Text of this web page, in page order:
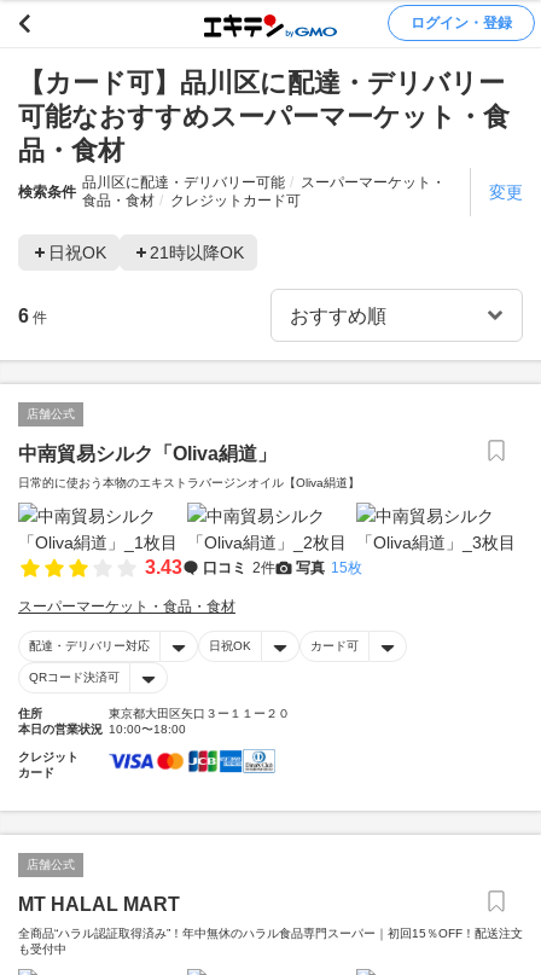
ログイン・登録
【カード可】品川区に配達・デリバリー
可能なおすすめスーパーマーケット・食
品・食材
検索条件
品川区に配達・デリバリー可能
スーパーマーケット・
食品・食材
クレジットカード可 変更
日祝OK 21時以降OK
6 件
店舗公式
中南貿易シルク「Oliva絹道」
日常的に使おう本物のエキストラバージンオイル【Oliva絹道】
3.43 口コミ 2件 写真 15枚
スーパーマーケット・食品・食材
配達・デリバリー対応 日祝OK カード可
QRコード決済可
住所
東京都大田区矢口３ー１１ー２０
本日の営業状況 10:00〜18:00
クレジット
カード
店舗公式
MT HALAL MART
全商品“ハラル認証取得済み”！年中無休のハラル食品専門スーパー｜初回15％OFF！配送注文
も受付中